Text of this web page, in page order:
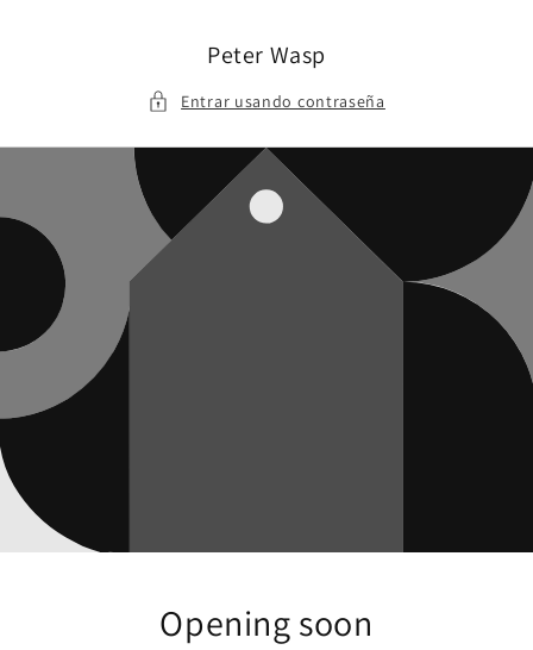
Peter Wasp
Entrar usando contraseña
Opening soon